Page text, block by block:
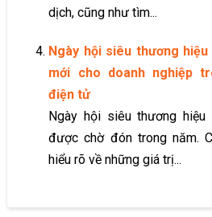
dịch, cũng như tìm...
Ngày hội siêu thương
mới cho doanh nghiệp
điện tử
Ngày hội siêu thương
được chờ đón trong năm.
hiểu rõ về những giá trị...